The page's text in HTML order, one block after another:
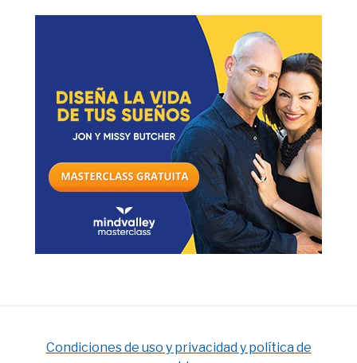
Condiciones de uso y privacidad y política de